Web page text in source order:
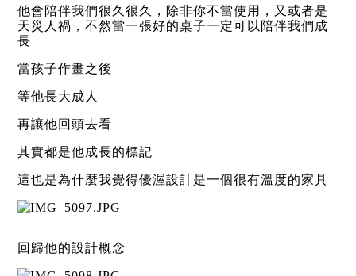
他會陪伴我們很久很久，除非你不當使用，又或者是
天災人禍，不然當一張好的桌子一定可以陪伴我們成
長
當孩子作畫之後
等他長大成人
再讓他回頭去看
其實都是他成長的標記
這也是為什麼我覺得優渥設計是一個很有溫度的家具
回歸他的設計概念